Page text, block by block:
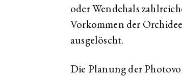
oder Wendehals
Vorkommen der
ausgelöscht.
Die Planung der